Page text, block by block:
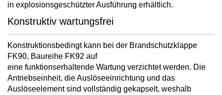
in explosionsgeschützter Ausführung erhältlich.
Konstruktiv wartungsfrei
Konstruktionsbedingt kann bei der Brandschutzklappe
FK90, Baureihe FK92 auf
eine funktionserhaltende Wartung verzichtet werden. Die
Antriebseinheit, die Auslöseeinrichtung und das
Auslöseelement sind vollständig gekapselt, weshalb